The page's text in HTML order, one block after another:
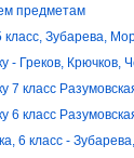
предметам
Зубарева,
- Греков, Крючков,
7 класс
6 класс
6 класс -